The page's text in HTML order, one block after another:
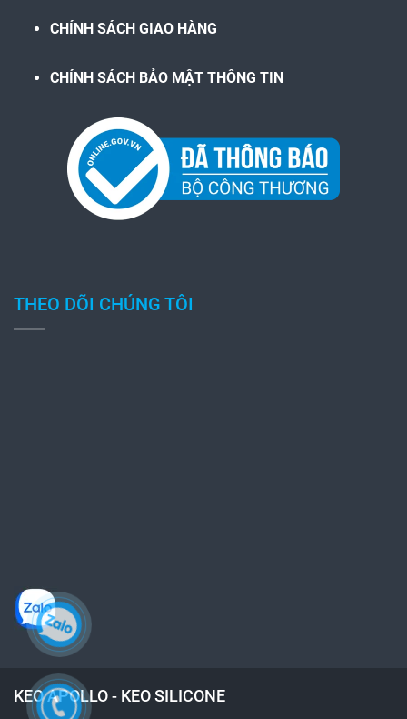
KEO APOLLO - KEO SILICONE
CHÍNH SÁCH GIAO HÀNG
CHÍNH SÁCH BẢO MẬT THÔNG TIN
THEO DÕI CHÚNG TÔI